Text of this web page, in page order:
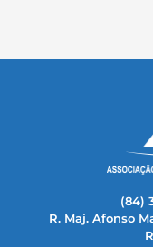
(84)
R. Maj. Afonso